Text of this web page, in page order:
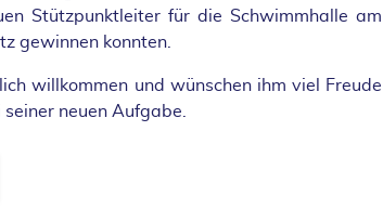
Stützpunktleiter für die Schwimmhalle am
gewinnen konnten.
willkommen und wünschen ihm viel Freude
neuen Aufgabe.